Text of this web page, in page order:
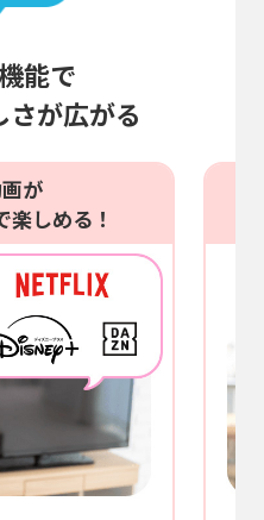
能で
が広がる
が
楽しめる！